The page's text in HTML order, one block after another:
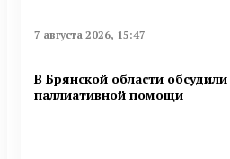
7 августа 2026, 15:47
В Брянской области
паллиативной помощи